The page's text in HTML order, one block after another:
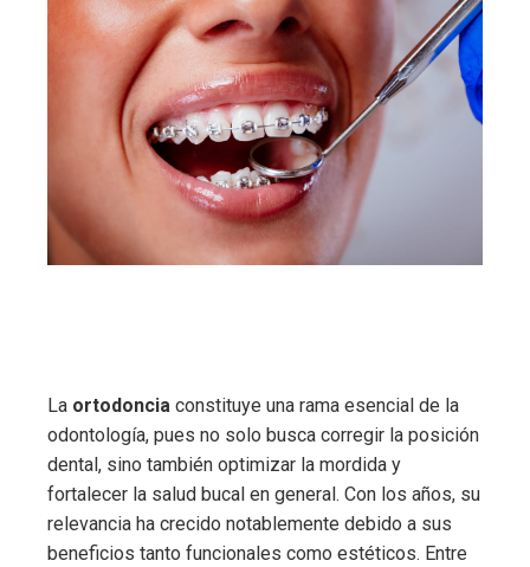
La ortodoncia constituye una rama esencial de la
odontología, pues no solo busca corregir la posición
dental, sino también optimizar la mordida y
fortalecer la salud bucal en general. Con los años, su
relevancia ha crecido notablemente debido a sus
beneficios tanto funcionales como estéticos. Entre